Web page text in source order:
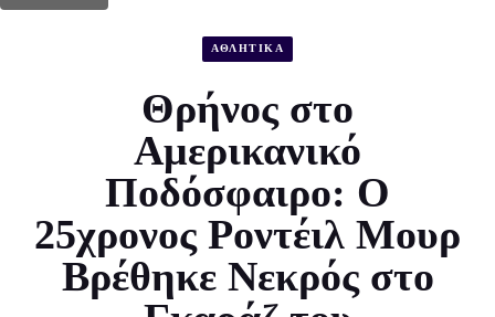
ΑΘΛΗΤΙΚΑ
Θρήνος στο
Αμερικανικό
Ποδόσφαιρο: Ο
25χρονος Ροντέιλ Μουρ
Βρέθηκε Νεκρός στο